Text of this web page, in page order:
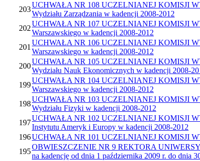
203
UCHWAŁA NR 108 UCZELNIANEJ KOMISJI
Wydziału Zarządzania w kadencji 2008-2012
202
UCHWAŁA NR 107 UCZELNIANEJ KOMISJI
Warszawskiego w kadencji 2008-2012
201
UCHWAŁA NR 106 UCZELNIANEJ KOMISJI
Warszawskiego w kadencji 2008-2012
200
UCHWAŁA NR 105 UCZELNIANEJ KOMISJI
Wydziału Nauk Ekonomicznych w kadencji 2008-
199
UCHWAŁA NR 104 UCZELNIANEJ KOMISJI
Warszawskiego w kadencji 2008-2012
198
UCHWAŁA NR 103 UCZELNIANEJ KOMISJI
Wydziału Fizyki w kadencji 2008-2012
197
UCHWAŁA NR 102 UCZELNIANEJ KOMISJI
Instytutu Ameryk i Europy w kadencji 2008-2012
196UCHWAŁA NR 101 UCZELNIANEJ KOMISJI
195
OBWIESZCZENIE NR 9 REKTORA
na kadencję od dnia 1 października 2009 r. do dnia